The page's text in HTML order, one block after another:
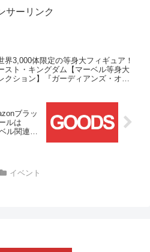
サーリンク
界3,000体限定の等身大フィギュア！
スト・キングダム【マーベル等身大
クション】『ガーディアンズ・オ
ブラッ
ルは
ル関連商
イベント